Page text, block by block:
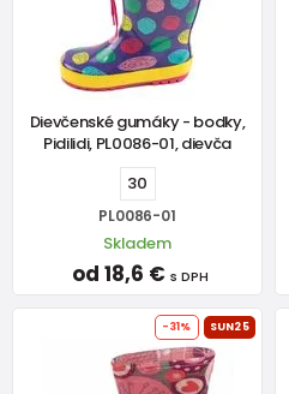
Dievčenské gumáky - bodky,
Pidilidi, PL0086-01, dievča
30
PL0086-01
Skladem
od 18,6 € s DPH
-31% SUN25